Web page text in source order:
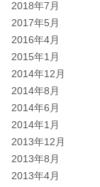
2018年7月
2017年5月
2016年4月
2015年1月
2014年12月
2014年8月
2014年6月
2014年1月
2013年12月
2013年8月
2013年4月